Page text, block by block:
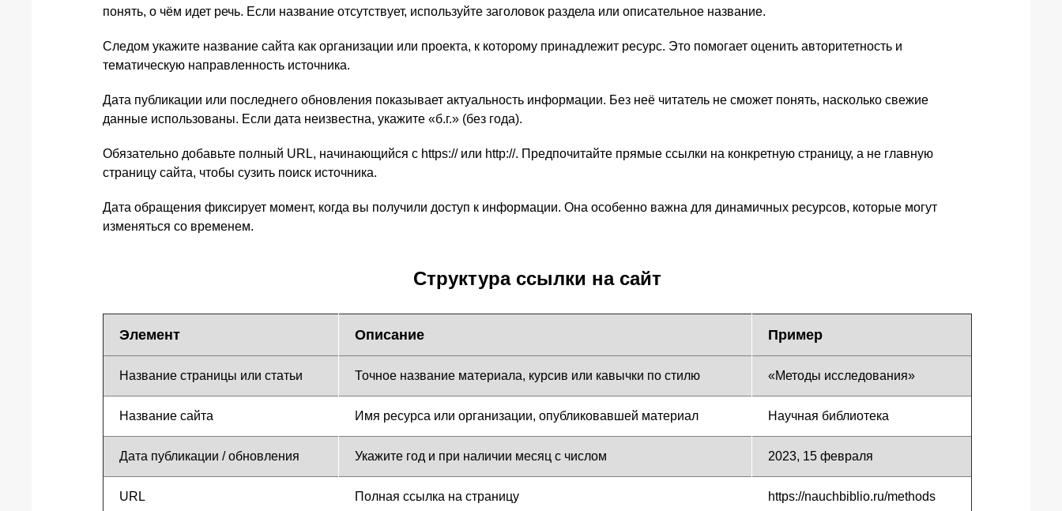
понять, о чём идет речь. Если название отсутствует, используйте заголовок раздела или описательное название.
Следом укажите название сайта как организации или проекта, к которому принадлежит ресурс. Это помогает оценить авторитетность и
тематическую направленность источника.
Дата публикации или последнего обновления показывает актуальность информации. Без неё читатель не сможет понять, насколько свежие
данные использованы. Если дата неизвестна, укажите «б.г.» (без года).
Обязательно добавьте полный URL, начинающийся с https:// или http://. Предпочитайте прямые ссылки на конкретную страницу, а не главную
страницу сайта, чтобы сузить поиск источника.
Дата обращения фиксирует момент, когда вы получили доступ к информации. Она особенно важна для динамичных ресурсов, которые могут
изменяться со временем.
Структура ссылки на сайт
Элемент Описание Пример
Название страницы или статьи Точное название материала, курсив или кавычки по стилю «Методы исследования»
Название сайта Имя ресурса или организации, опубликовавшей материал Научная библиотека
Дата публикации / обновления Укажите год и при наличии месяц с числом 2023, 15 февраля
URL Полная ссылка на страницу https://nauchbiblio.ru/methods